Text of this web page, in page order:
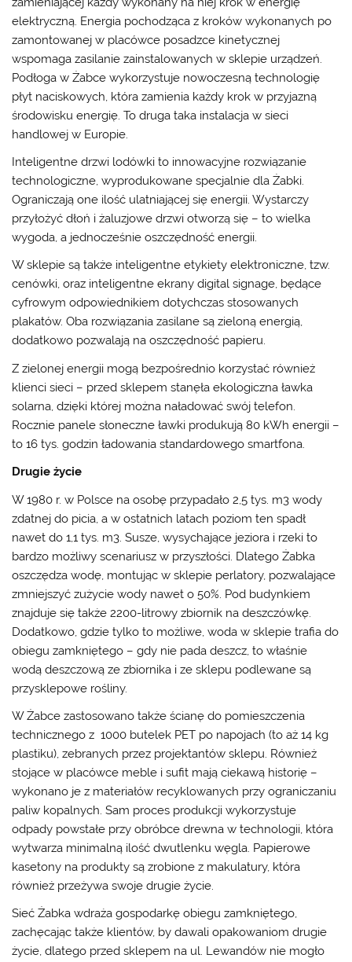
elektryczną. Energia pochodząca z kroków wykonanych po
zamontowanej w placówce posadzce kinetycznej
wspomaga zasilanie zainstalowanych w sklepie urządzeń.
Podłoga w Żabce wykorzystuje nowoczesną technologię
płyt naciskowych, która zamienia każdy krok w przyjazną
środowisku energię. To druga taka instalacja w sieci
handlowej w Europie.
Inteligentne drzwi lodówki to innowacyjne rozwiązanie
technologiczne, wyprodukowane specjalnie dla Żabki.
Ograniczają one ilość ulatniającej się energii. Wystarczy
przyłożyć dłoń i żaluzjowe drzwi otworzą się – to wielka
wygoda, a jednocześnie oszczędność energii.
W sklepie są także inteligentne etykiety elektroniczne, tzw.
cenówki, oraz inteligentne ekrany digital signage, będące
cyfrowym odpowiednikiem dotychczas stosowanych
plakatów. Oba rozwiązania zasilane są zieloną energią,
dodatkowo pozwalają na oszczędność papieru.
Z zielonej energii mogą bezpośrednio korzystać również
klienci sieci – przed sklepem stanęła ekologiczna ławka
solarna, dzięki której można naładować swój telefon.
Rocznie panele słoneczne ławki produkują 80 kWh energii –
to 16 tys. godzin ładowania standardowego smartfona.
Drugie życie
W 1980 r. w Polsce na osobę przypadało 2,5 tys. m3 wody
zdatnej do picia, a w ostatnich latach poziom ten spadł
nawet do 1,1 tys. m3. Susze, wysychające jeziora i rzeki to
bardzo możliwy scenariusz w przyszłości. Dlatego Żabka
oszczędza wodę, montując w sklepie perlatory, pozwalające
zmniejszyć zużycie wody nawet o 50%. Pod budynkiem
znajduje się także 2200-litrowy zbiornik na deszczówkę.
Dodatkowo, gdzie tylko to możliwe, woda w sklepie trafia do
obiegu zamkniętego – gdy nie pada deszcz, to właśnie
wodą deszczową ze zbiornika i ze sklepu podlewane są
przysklepowe rośliny.
W Żabce zastosowano także ścianę do pomieszczenia
technicznego z 1000 butelek PET po napojach (to aż 14 kg
plastiku), zebranych przez projektantów sklepu. Również
stojące w placówce meble i sufit mają ciekawą historię –
wykonano je z materiałów recyklowanych przy ograniczaniu
paliw kopalnych. Sam proces produkcji wykorzystuje
odpady powstałe przy obróbce drewna w technologii, która
wytwarza minimalną ilość dwutlenku węgla. Papierowe
kasetony na produkty są zrobione z makulatury, która
również przeżywa swoje drugie życie.
Sieć Żabka wdraża gospodarkę obiegu zamkniętego,
zachęcając także klientów, by dawali opakowaniom drugie
życie, dlatego przed sklepem na ul. Lewandów nie mogło